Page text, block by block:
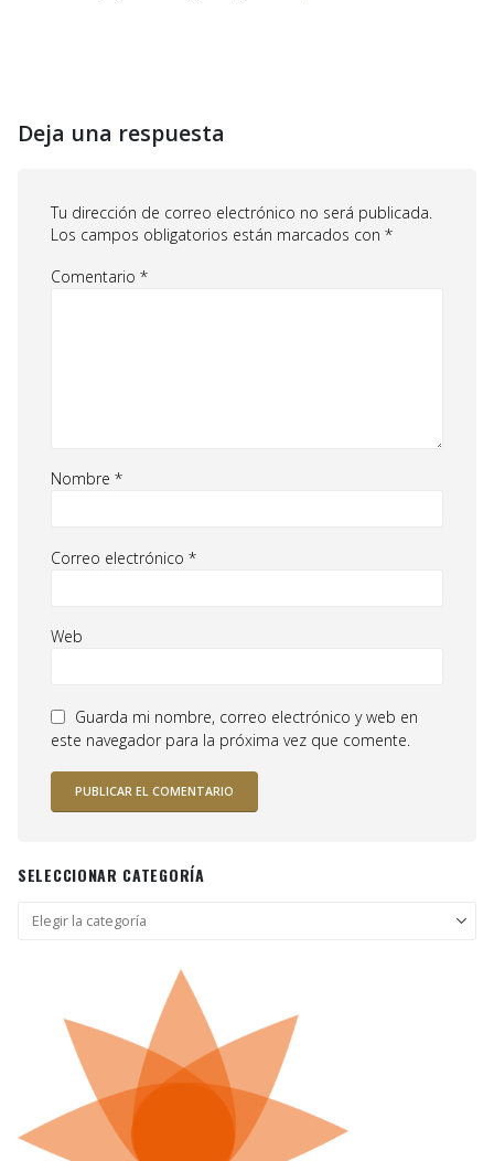
Deja una respuesta
Tu dirección de correo electrónico no será publicada.
Los campos obligatorios están marcados con *
Comentario *
Nombre *
Correo electrónico *
Web
Guarda mi nombre, correo electrónico y web en
este navegador para la próxima vez que comente.
SELECCIONAR CATEGORÍA
Seleccionar
categoría